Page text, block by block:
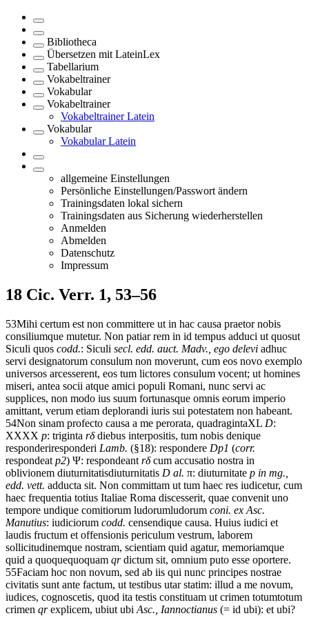
Bibliotheca
Übersetzen mit LateinLex
Tabellarium
Vokabeltrainer
Vokabular
Vokabeltrainer
Vokabeltrainer Latein
Vokabular
Vokabular Latein
allgemeine Einstellungen
Persönliche Einstellungen/Passwort ändern
Trainingsdaten lokal sichern
Trainingsdaten aus Sicherung wiederherstellen
Anmelden
Abmelden
Datenschutz
Impressum
18 Cic. Verr. 1, 53–56
53Mihi certum est non committere ut in hac causa praetor nobis
consiliumque mutetur. Non patiar rem in id tempus adduci ut quosut
Siculi quos codd.: Siculi secl. edd. auct. Madv., ego delevi adhuc
servi designatorum consulum non moverunt, cum eos novo exemplo
universos arcesserent, eos tum lictores consulum vocent; ut homines
miseri, antea socii atque amici populi Romani, nunc servi ac
supplices, non modo ius suum fortunasque omnis eorum imperio
amittant, verum etiam deplorandi iuris sui potestatem non habeant.
54Non sinam profecto causa a me perorata, quadragintaXL D:
XXXX p: triginta rδ diebus interpositis, tum nobis denique
responderiresponderi Lamb. (§18): respondere Dp1 (corr.
respondeat p2) Ψ: respondeant rδ cum accusatio nostra in
oblivionem diuturnitatisdiuturnitatis D al. π: diuturnitate p in mg.,
edd. vett. adducta sit. Non committam ut tum haec res iudicetur, cum
haec frequentia totius Italiae Roma discesserit, quae convenit uno
tempore undique comitiorum ludorumludorum coni. ex Asc.
Manutius: iudiciorum codd. censendique causa. Huius iudici et
laudis fructum et offensionis periculum vestrum, laborem
sollicitudinemque nostram, scientiam quid agatur, memoriamque
quid a quoquequoquam qr dictum sit, omnium puto esse oportere.
55Faciam hoc non novum, sed ab iis qui nunc principes nostrae
civitatis sunt ante factum, ut testibus utar statim: illud a me novum,
iudices, cognoscetis, quod ita testis constituam ut crimen totumtotum
crimen qr explicem, ubiut ubi Asc., Iannoctianus (= id ubi): et ubi?